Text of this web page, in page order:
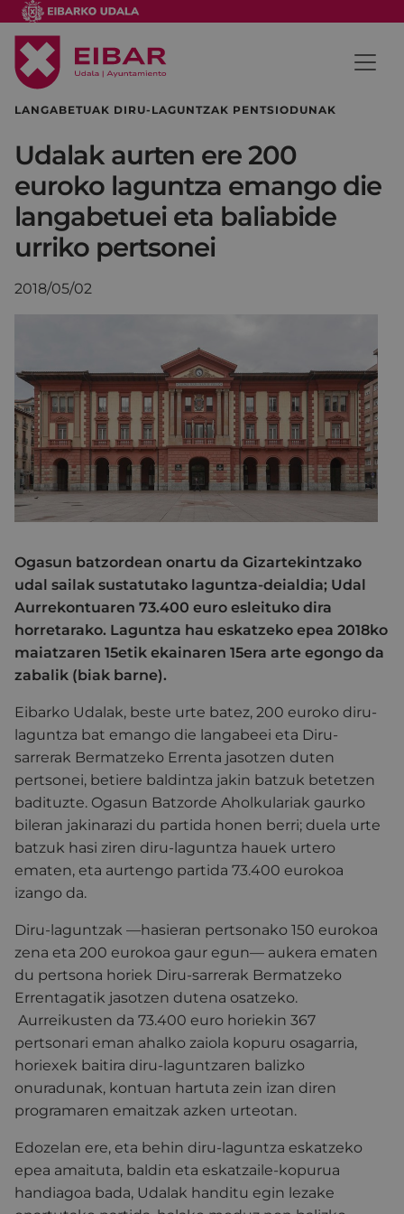
LANGABETUAK DIRU-LAGUNTZAK PENTSIODUNAK
Udalak aurten ere 200
euroko laguntza emango die
langabetuei eta baliabide
urriko pertsonei
2018/05/02
Ogasun batzordean onartu da Gizartekintzako
udal sailak sustatutako laguntza-deialdia; Udal
Aurrekontuaren 73.400 euro esleituko dira
horretarako. Laguntza hau eskatzeko epea 2018ko
maiatzaren 15etik ekainaren 15era arte egongo da
zabalik (biak barne).
Eibarko Udalak, beste urte batez, 200 euroko diru-
laguntza bat emango die langabeei eta Diru-
sarrerak Bermatzeko Errenta jasotzen duten
pertsonei, betiere baldintza jakin batzuk betetzen
badituzte. Ogasun Batzorde Aholkulariak gaurko
bileran jakinarazi du partida honen berri; duela urte
batzuk hasi ziren diru-laguntza hauek urtero
ematen, eta aurtengo partida 73.400 eurokoa
izango da.
Diru-laguntzak —hasieran pertsonako 150 eurokoa
zena eta 200 eurokoa gaur egun— aukera ematen
du pertsona horiek Diru-sarrerak Bermatzeko
Errentagatik jasotzen dutena osatzeko.
Aurreikusten da 73.400 euro horiekin 367
pertsonari eman ahalko zaiola kopuru osagarria,
horiexek baitira diru-laguntzaren balizko
onuradunak, kontuan hartuta zein izan diren
programaren emaitzak azken urteotan.
Edozelan ere, eta behin diru-laguntza eskatzeko
epea amaituta, baldin eta eskatzaile-kopurua
handiagoa bada, Udalak handitu egin lezake